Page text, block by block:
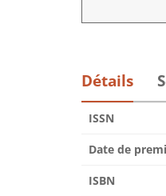
Détails
ISSN
Date de
ISBN